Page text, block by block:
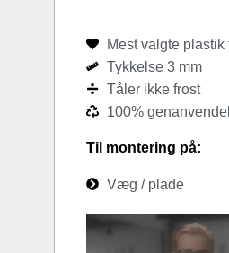
Mest valgte plastik
Tykkelse 3 mm
Tåler ikke frost
100%
Til montering på:
Væg / plade